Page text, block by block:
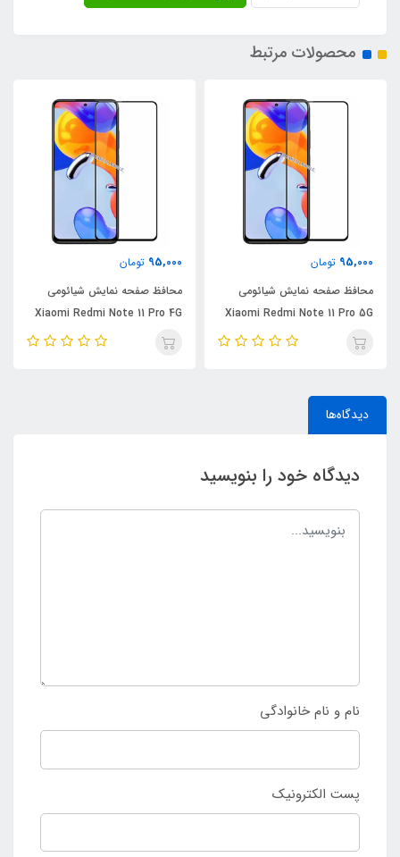
محصولات مرتبط
95,000 تومان
محافظ صفحه نمایش شیائومی
Xiaomi Redmi Note 11 Pro 5G
95,000 تومان
محافظ صفحه نمایش شیائومی
Xiaomi Redmi Note 11 Pro 4G
دیدگاه‌ها
دیدگاه خود را بنویسید
نام و نام خانوادگی
پست الکترونیک